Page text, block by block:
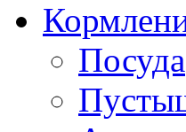
Посуда